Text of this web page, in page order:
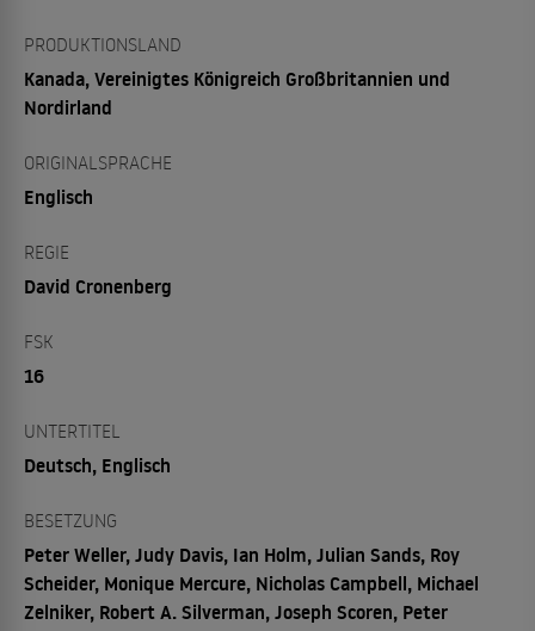
PRODUKTIONSLAND
Kanada, Vereinigtes Königreich Großbritannien und
Nordirland
ORIGINALSPRACHE
Englisch
REGIE
David Cronenberg
FSK
16
UNTERTITEL
Deutsch, Englisch
BESETZUNG
Peter Weller, Judy Davis, Ian Holm, Julian Sands, Roy
Scheider, Monique Mercure, Nicholas Campbell, Michael
Zelniker, Robert A. Silverman, Joseph Scoren, Peter